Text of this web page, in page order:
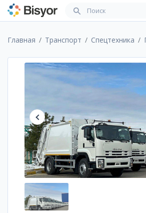
Главная Транспорт Спецтехника